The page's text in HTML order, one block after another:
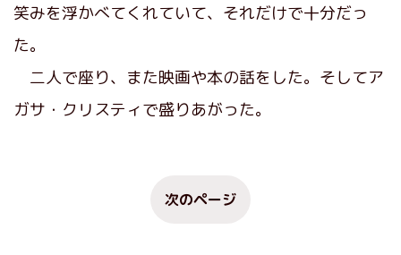
笑みを浮かべてくれていて、それだけで十分だっ
た。
二人で座り、また映画や本の話をした。そしてア
ガサ・クリスティで盛りあがった。
次のページ